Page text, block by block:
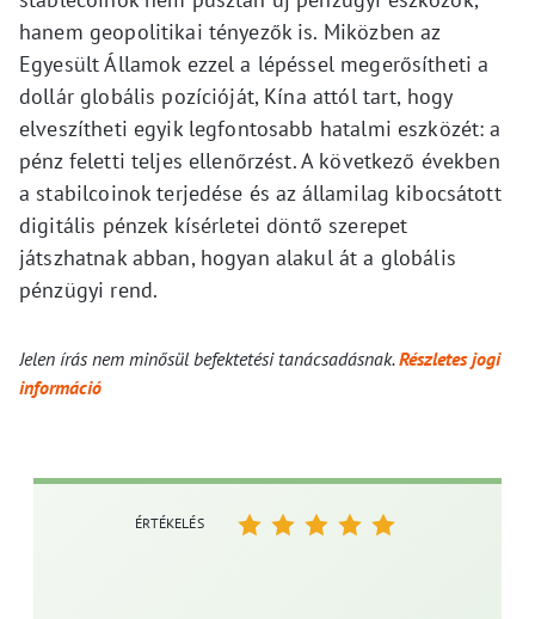
hanem geopolitikai tényezők is. Miközben az
Egyesült Államok ezzel a lépéssel megerősítheti a
dollár globális pozícióját, Kína attól tart, hogy
elveszítheti egyik legfontosabb hatalmi eszközét: a
pénz feletti teljes ellenőrzést. A következő években
a stabilcoinok terjedése és az államilag kibocsátott
digitális pénzek kísérletei döntő szerepet
játszhatnak abban, hogyan alakul át a globális
pénzügyi rend.
Jelen írás nem minősül befektetési tanácsadásnak.Részletes jogi
információ
ÉRTÉKELÉS